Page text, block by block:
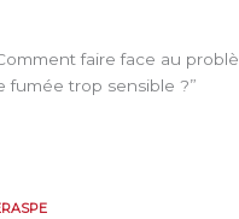
faire face au
fumée trop sensible ?”